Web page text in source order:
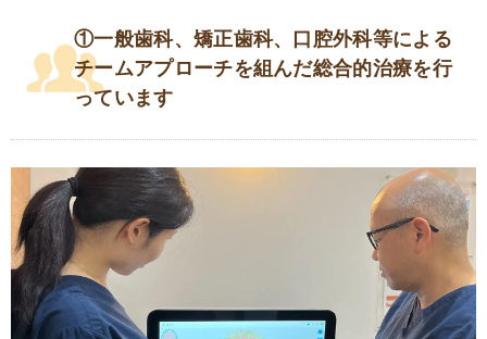
①一般歯科、矯正歯科、口腔外科等による
チームアプローチを組んだ総合的治療を行
っています